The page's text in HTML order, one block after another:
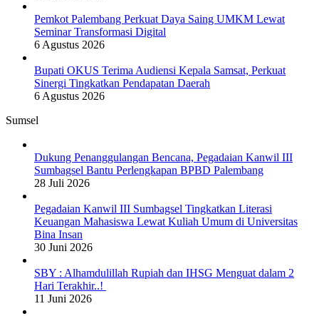
Pemkot Palembang Perkuat Daya Saing UMKM Lewat
Seminar Transformasi Digital
6 Agustus 2026
Bupati OKUS Terima Audiensi Kepala Samsat, Perkuat
Sinergi Tingkatkan Pendapatan Daerah
6 Agustus 2026
Sumsel
Dukung Penanggulangan Bencana, Pegadaian Kanwil III
Sumbagsel Bantu Perlengkapan BPBD Palembang
28 Juli 2026
Pegadaian Kanwil III Sumbagsel Tingkatkan Literasi
Keuangan Mahasiswa Lewat Kuliah Umum di Universitas
Bina Insan
30 Juni 2026
SBY : Alhamdulillah Rupiah dan IHSG Menguat dalam 2
Hari Terakhir..!
11 Juni 2026